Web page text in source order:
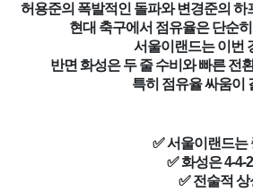
허용준의 폭발적인 돌파와 변경준의
현대 축구에서 점유율은 단순
서울이랜드는 이번
반면 화성은 두 줄 수비와 빠른 전
특히 점유율 싸움이
✅ 서울이랜드는
✅ 화성은 4-
✅ 전술적